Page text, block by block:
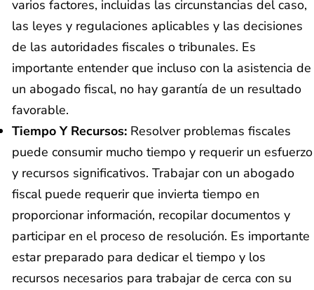
varios factores, incluidas las circunstancias del caso,
las leyes y regulaciones aplicables y las decisiones
de las autoridades fiscales o tribunales. Es
importante entender que incluso con la asistencia de
un abogado fiscal, no hay garantía de un resultado
favorable.
Tiempo Y Recursos: Resolver problemas fiscales
puede consumir mucho tiempo y requerir un esfuerzo
y recursos significativos. Trabajar con un abogado
fiscal puede requerir que invierta tiempo en
proporcionar información, recopilar documentos y
participar en el proceso de resolución. Es importante
estar preparado para dedicar el tiempo y los
recursos necesarios para trabajar de cerca con su